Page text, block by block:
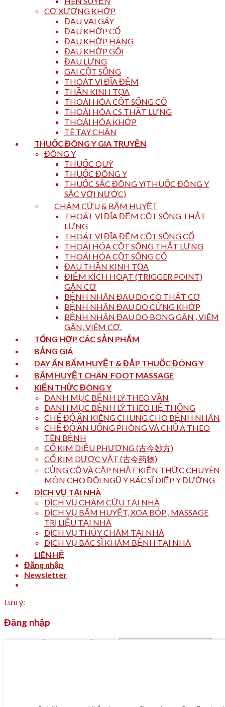
CƠ XƯƠNG KHỚP
ĐAU VAI GÁY
ĐAU KHỚP CỔ
ĐAU KHỚP HÁNG
ĐAU KHỚP GỐI
ĐAU LƯNG
GAI CỘT SỐNG
THOÁT VỊ ĐĨA ĐỆM
THẦN KINH TỌA
THOÁI HÓA CỘT SỐNG CỔ
THOÁI HÓA CS THẮT LƯNG
THOÁI HÓA KHỚP
TÊ TAY CHÂN
THUỐC ĐÔNG Y GIA TRUYỀN
ĐÔNG Y
THUỐC QUÝ
THUỐC ĐÔNG Y
THUỐC SẮC ĐÔNG Y(THUỐC ĐÔNG Y
SẮC VỚI NƯỚC)
CHÂM CỨU & BẤM HUYỆT
THOÁT VỊ ĐĨA ĐỆM CỘT SỐNG THẮT
LƯNG
THOÁT VỊ ĐĨA ĐỆM CỘT SỐNG CỔ
THOÁI HÓA CỘT SỐNG THẮT LƯNG
THOÁI HÓA CỘT SỐNG CỔ
ĐAU THẦN KINH TỌA
ĐIỂM KÍCH HOẠT (TRIGGER POINT)
GÂN CƠ
BỆNH NHÂN ĐAU DO CO THẮT CƠ
BỆNH NHÂN ĐAU DO CỨNG KHỚP
BỆNH NHÂN ĐAU DO BONG GÂN , VIÊM
GÂN, VIÊM CƠ.
TỔNG HỢP CÁC SẢN PHẨM
BẢNG GIÁ
DAY ẤN BẤM HUYỆT & ĐẮP THUỐC ĐÔNG Y
BẤM HUYỆT CHÂN_FOOT MASSAGE
KIẾN THỨC ĐÔNG Y
DANH MỤC BỆNH LÝ THEO VẦN
DANH MỤC BỆNH LÝ THEO HỆ THỐNG
CHẾ ĐỘ ĂN KIÊNG CHUNG CHO BỆNH NHÂN
CHẾ ĐỘ ĂN UỐNG PHÒNG VÀ CHỮA THEO
TÊN BỆNH
CỔ KIM DIỆU PHƯƠNG (古今妙方)
CỔ KIM DƯỢC VẬT (古今药物)
CỦNG CỐ VÀ CẬP NHẬT KIẾN THỨC CHUYÊN
MÔN CHO ĐỘI NGŨ Y BÁC SĨ DIỆP Y ĐƯỜNG
DỊCH VỤ TẠI NHÀ
DỊCH VỤ CHÂM CỨU TẠI NHÀ
DỊCH VỤ BẤM HUYỆT, XOA BÓP , MASSAGE
TRỊ LIỆU TẠI NHÀ
DỊCH VỤ THỦY CHÂM TẠI NHÀ
DỊCH VỤ BÁC SĨ KHÁM BỆNH TẠI NHÀ
LIÊN HỆ
Đăng nhập
Newsletter
Lưu ý:
Đăng nhập
Tên tài khoản hoặc địa chỉ email